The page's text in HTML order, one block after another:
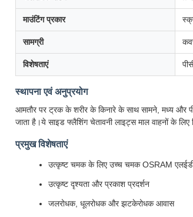
माउंटिंग प्रकार
सामग्री
विशेषताएं
स्थापना एवं अनुप्रयोग
आमतौर पर ट्रक के शरीर के किनारे के साथ सामने, मध्य और
जाता है।ये साइड फ्लैशिंग चेतावनी लाइट्स माल वाहनों के लिए
प्रमुख विशेषताएं
उत्कृष्ट चमक के लिए उच्च चमक OSRAM एलईडी
उत्कृष्ट दृश्यता और प्रकाश प्रदर्शन
जलरोधक, धूलरोधक और झटकेरोधक आवास